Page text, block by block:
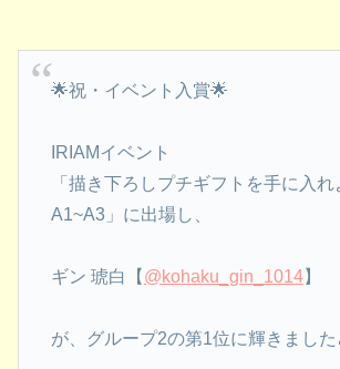
🌟祝・イベント入賞🌟
IRIAMイベント
「描き下ろしプチギフトを手に入れ
A1~A3」に出場し、
ギン 琥白【 @kohaku_gin_1014】
が、グループ2の第1位に輝きました